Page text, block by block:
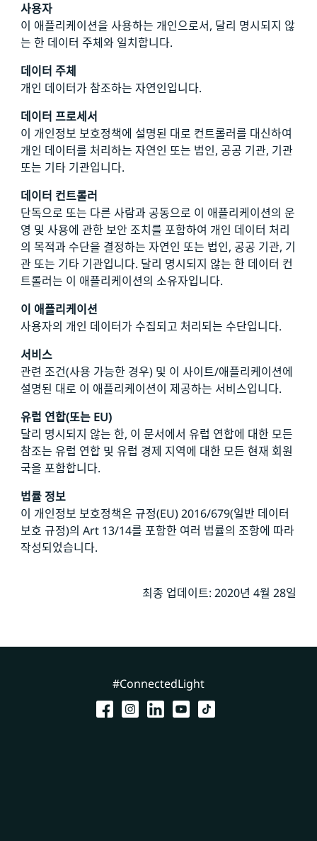
사용자
이 애플리케이션을 사용하는 개인으로서, 달리 명시되지 않
는 한 데이터 주체와 일치합니다.
데이터 주체
개인 데이터가 참조하는 자연인입니다.
데이터 프로세서
이 개인정보 보호정책에 설명된 대로 컨트롤러를 대신하여
개인 데이터를 처리하는 자연인 또는 법인, 공공 기관, 기관
또는 기타 기관입니다.
데이터 컨트롤러
단독으로 또는 다른 사람과 공동으로 이 애플리케이션의 운
영 및 사용에 관한 보안 조치를 포함하여 개인 데이터 처리
의 목적과 수단을 결정하는 자연인 또는 법인, 공공 기관, 기
관 또는 기타 기관입니다. 달리 명시되지 않는 한 데이터 컨
트롤러는 이 애플리케이션의 소유자입니다.
이 애플리케이션
사용자의 개인 데이터가 수집되고 처리되는 수단입니다.
서비스
관련 조건(사용 가능한 경우) 및 이 사이트/애플리케이션에
설명된 대로 이 애플리케이션이 제공하는 서비스입니다.
유럽 연합(또는 EU)
달리 명시되지 않는 한, 이 문서에서 유럽 연합에 대한 모든
참조는 유럽 연합 및 유럽 경제 지역에 대한 모든 현재 회원
국을 포함합니다.
법률 정보
이 개인정보 보호정책은 규정(EU) 2016/679(일반 데이터
보호 규정)의 Art 13/14를 포함한 여러 법률의 조항에 따라
작성되었습니다.
최종 업데이트: 2020년 4월 28일
#ConnectedLight